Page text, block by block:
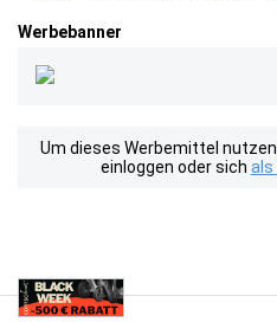
Werbebanner
Um dieses Werbemittel
einloggen oder sich als